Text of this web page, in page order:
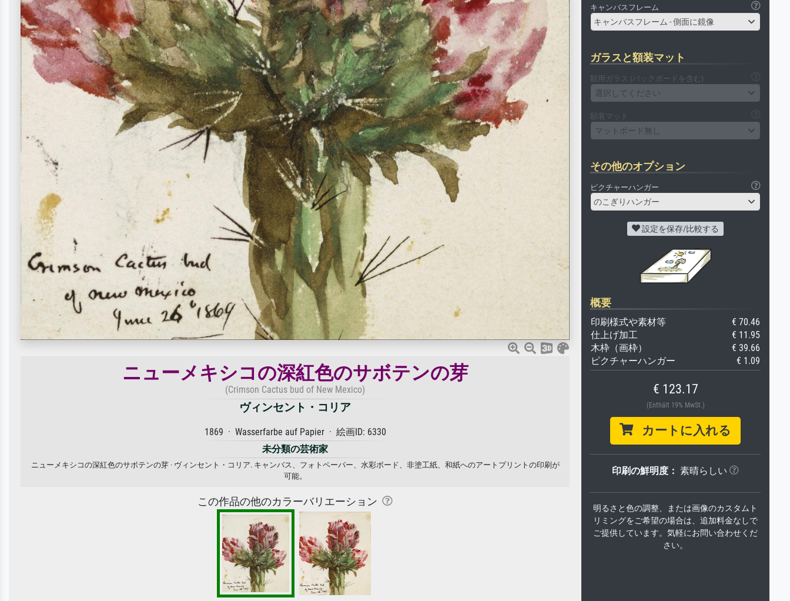
ニューメキシコの深紅色のサボテンの芽
(Crimson Cactus bud of New Mexico)
ヴィンセント・コリア
1869 · Wasserfarbe auf Papier · 絵画ID: 6330
未分類の芸術家
ニューメキシコの深紅色のサボテンの芽 · ヴィンセント・コリア. キャンバス、フォトペーパー、水彩ボード、非塗工紙、和紙へのアートプリントの印刷が
可能。
この作品の他のカラーバリエーション
キャンバスフレーム
キャンバスフレーム - 側面に鏡像
ガラスと額装マット
額用ガラス (バックボードを含む)
選択してください
額装マット
マットボード無し
その他のオプション
ピクチャーハンガー
のこぎりハンガー
設定を保存/比較する
概要
印刷様式や素材等
€ 70.46
仕上げ加工
€ 11.95
木枠（画枠）
€ 39.66
ピクチャーハンガー
€ 1.09
€ 123.17
(Enthält 19% MwSt.)
カートに入れる
印刷の鮮明度： 素晴らしい
明るさと色の調整、または画像のカスタムト
リミングをご希望の場合は、追加料金なしで
ご提供しています。気軽にお問い合わせくだ
さい。